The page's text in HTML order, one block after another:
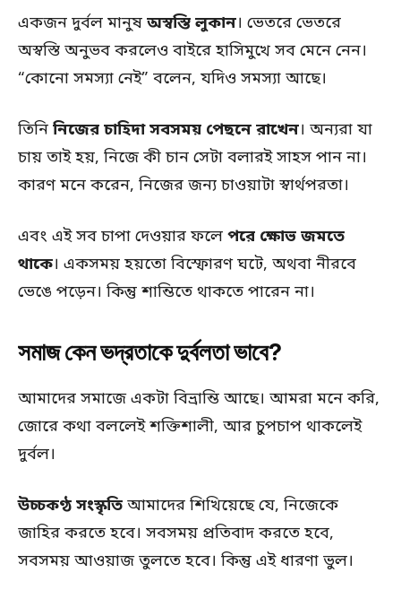
একজন দুর্বল মানুষ অস্বস্তি লুকান। ভেতরে ভেতরে
অস্বস্তি অনুভব করলেও বাইরে হাসিমুখে সব মেনে নেন।
“কোনো সমস্যা নেই” বলেন, যদিও সমস্যা আছে।
তিনি নিজের চাহিদা সবসময় পেছনে রাখেন। অন্যরা যা
চায় তাই হয়, নিজে কী চান সেটা বলারই সাহস পান না।
কারণ মনে করেন, নিজের জন্য চাওয়াটা স্বার্থপরতা।
এবং এই সব চাপা দেওয়ার ফলে পরে ক্ষোভ জমতে
থাকে। একসময় হয়তো বিস্ফোরণ ঘটে, অথবা নীরবে
ভেঙে পড়েন। কিন্তু শান্তিতে থাকতে পারেন না।
সমাজ কেন ভদ্রতাকে দুর্বলতা ভাবে?
আমাদের সমাজে একটা বিভ্রান্তি আছে। আমরা মনে করি,
জোরে কথা বললেই শক্তিশালী, আর চুপচাপ থাকলেই
দুর্বল।
উচ্চকণ্ঠ সংস্কৃতি আমাদের শিখিয়েছে যে, নিজেকে
জাহির করতে হবে। সবসময় প্রতিবাদ করতে হবে,
সবসময় আওয়াজ তুলতে হবে। কিন্তু এই ধারণা ভুল।